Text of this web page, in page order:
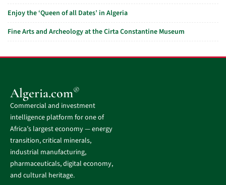
Enjoy the ‘Queen of all Dates’ in Algeria
Fine Arts and Archeology at the Cirta Constantine Museum
Algeria.com®
Commercial and investment
intelligence platform for one of
Africa’s largest economy — energy
transition, critical minerals,
industrial manufacturing,
pharmaceuticals, digital economy,
and cultural heritage.